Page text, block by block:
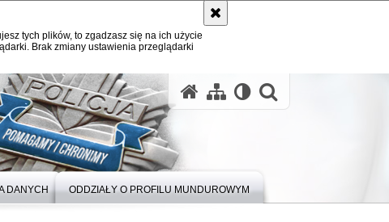
tych plików, to zgadzasz się na ich użycie
Brak zmiany ustawienia przeglądarki
DANYCH ODDZIAŁY O PROFILU MUNDUROWYM